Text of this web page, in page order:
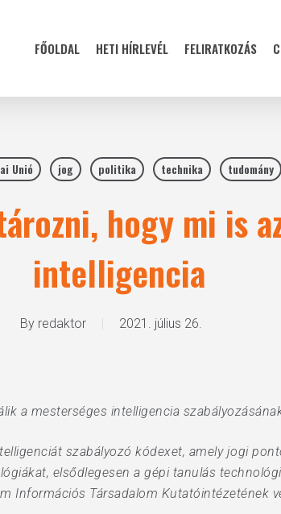
FŐOLDAL HETI HÍRLEVÉL FELIRATKOZÁS
Unió jog politika technika tudomány
hogy mi is
intelligencia
By redaktor 2021. július 26.
a mesterséges intelligencia
szabályozó kódexet, amely jogi
elsődlegesen a gépi tanulás
Információs Társadalom Kutatóintézetének